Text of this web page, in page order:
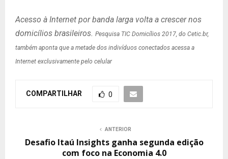
Acesso à Internet por banda larga volta a crescer nos
domicílios brasileiros. Pesquisa TIC Domicílios 2017, do Cetic.br,
também aponta que a metade dos indivíduos conectados acessa a
Internet exclusivamente pelo celular
COMPARTILHAR 0
ANTERIOR
Desafio Itaú Insights ganha segunda edição
com foco na Economia 4.0